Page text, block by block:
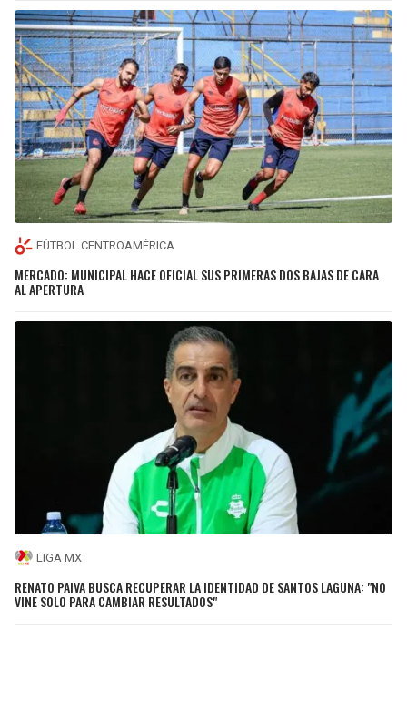
FÚTBOL CENTROAMÉRICA
MERCADO: MUNICIPAL HACE OFICIAL SUS PRIMERAS DOS BAJAS DE CARA
AL APERTURA
LIGA MX
RENATO PAIVA BUSCA RECUPERAR LA IDENTIDAD DE SANTOS LAGUNA: "NO
VINE SOLO PARA CAMBIAR RESULTADOS"